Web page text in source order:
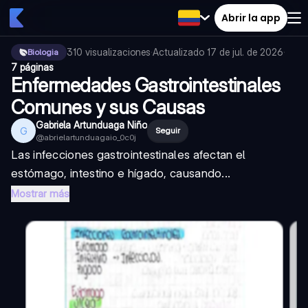
Abrir la app
Biologia 310 visualizaciones·Actualizado 17 de jul. de 2026·
7 páginas
Enfermedades Gastrointestinales
Comunes y sus Causas
G Gabriela Artunduaga Niño
@abrielartunduagaio_0c0j
Seguir
Las infecciones gastrointestinales afectan el
estómago, intestino e hígado, causando...
Mostrar más